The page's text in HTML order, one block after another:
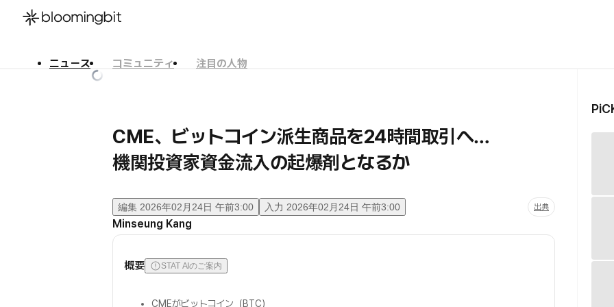
ニュース コミュニティ
注目の人物
CME、ビットコイン派生商品を24時間取引へ…
機関投資家資金流入の起爆剤となるか
編集 2026年02月24日 午前3:00 入力 2026年02月24日 午前3:00 出典
Minseung Kang
概要 STAT AIのご案内
CMEがビットコイン（BTC）